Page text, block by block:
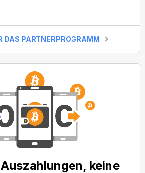
DAS PARTNERPROGRAMM
keine